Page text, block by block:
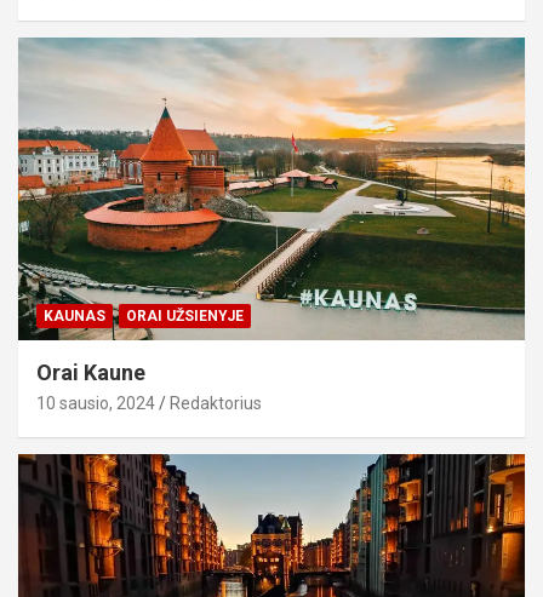
KAUNAS ORAI UŽSIENYJE
Orai Kaune
10 sausio, 2024 Redaktorius